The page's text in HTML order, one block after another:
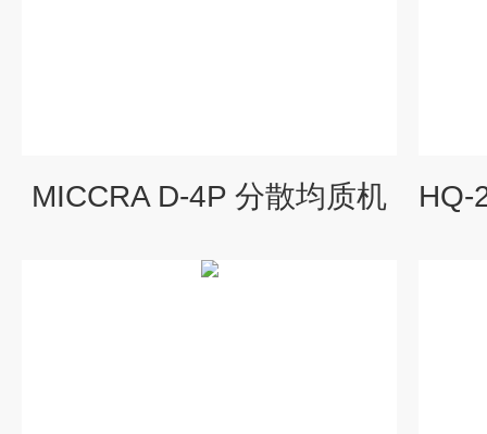
MICCRA D-4P 分散均质机